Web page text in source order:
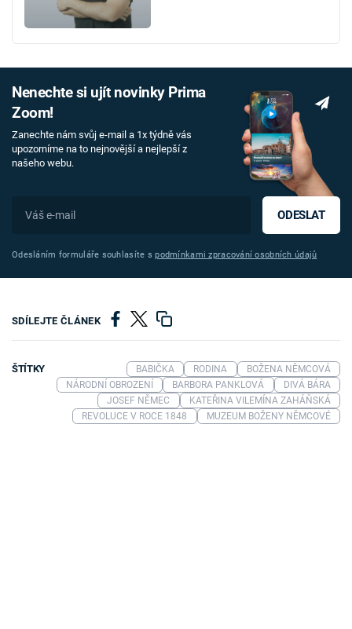
Nenechte si ujít novinky Prima
Zoom!
Zanechte nám svůj e-mail a 1x týdně vás
upozorníme na to nejnovější a nejlepší z
našeho webu.
ODESLAT
Odesláním formuláře souhlasíte spodmínkami zpracování osobních údajů
SDÍLEJTE ČLÁNEK
ŠTÍTKY BABIČKA RODINA
BOŽENA NĚMCOVÁ
NÁRODNÍ OBROZENÍ
BARBORA PANKLOVÁ
DIVÁ BÁRA
JOSEF NĚMEC
KATEŘINA VILEMÍNA ZAHÁŇSKÁ
REVOLUCE V ROCE 1848
MUZEUM BOŽENY NĚMCOVÉ